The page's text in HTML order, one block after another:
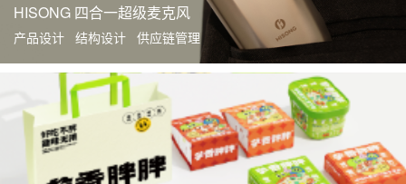
HISONG 四合一超级麦克风
产品设计 结构设计 供应链管理